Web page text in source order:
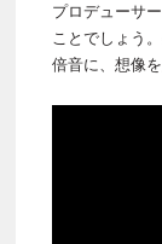
プロデューサ
ことでしょう
倍音に、想像